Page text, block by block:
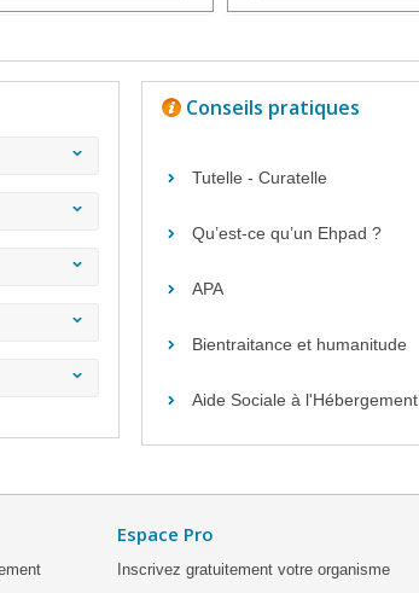
Conseils pratiques
Tutelle - Curatelle
Qu’est-ce qu’un Ehpad ?
APA
Bientraitance et humanitude
Aide Sociale à l'Hébergement
Espace Pro
Inscrivez gratuitement votre organisme